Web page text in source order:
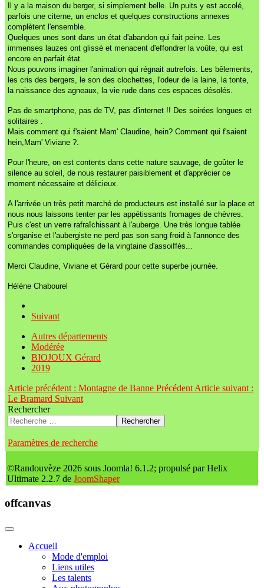
Il y a la maison du berger, si simplement belle. Un puits y est accolé,
parfois une citerne, un enclos et quelques constructions annexes
complètent l'ensemble.
Quelques unes sont dans un état d'abandon qui fait peine. Les
immenses lauzes ont glissé et menacent d'effondrer la voûte, qui est
encore en parfait état.
Nous pouvons imaginer l'animation qui régnait autrefois. Les bêlements,
les cris des bergers, le son des clochettes, l'odeur de la laine, la tonte,
la naissance des agneaux, la vie rude dans ces espaces désolés.
Pas de smartphone, pas de TV, pas d'internet !! Des soirées longues et
solitaires .
Mais comment qui f'saient Mam' Claudine, hein? Comment qui f'saient
hein,Mam' Viviane ?.
Pour l'heure, on est contents dans cette nature sauvage, de goûter le
silence au soleil, de nous restaurer paisiblement et d'apprécier ce
moment nécessaire et délicieux.
A l'arrivée un très petit marché de producteurs est installé sur la place et
nous nous laissons tenter par les appétissants fromages de chèvres.
Puis c'est un verre rafraîchissant à l'auberge. Une très longue tablée
s'organise et l'aubergiste ne perd pas son sang froid à l'annonce des
commandes compliquées de la vingtaine d'assoiffés...
Merci Claudine, Viviane et Gérard pour cette superbe journée.
Hélène Chabourel
Suivant
Autres départements
Modérée
BIOJOUX Gérard
2019
Article précédent : Montagne de Banne Précédent Article suivant :
Le Bramard Suivant
Rechercher
Rechercher
Paramètres de recherche
©Randouvèze 2026 sous Joomla! 6.1.2; propulsé par Helix
Ultimate 2.2.7 de JoomShaper
offcanvas
Accueil
Mode d'emploi
Liens utiles
Les talents